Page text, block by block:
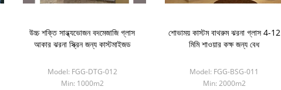
উচ্চ শক্তি সান্ধ্যভোজন বদমেজাজি গ্লাস
আকার ঝরনা স্ক্রিন জন্য কাস্টমাইজড
Model: FGG-DTG-012
Min: 1000m2
শোভাময় কাস্টম বাথরুম ঝরনা গ্লাস 4-12
মিমি শাওয়ার কক্ষ জন্য বেধ
Model: FGG-BSG-011
Min: 2000m2